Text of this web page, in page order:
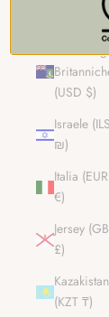
Isole
(USD $)
Israele (ILS
₪)
Italia (EUR
€)
Jersey
£)
Kazakistan
(KZT ₸)